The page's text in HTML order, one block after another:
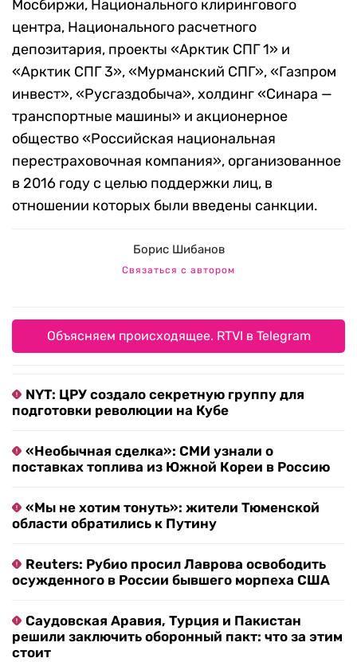
Мосбиржи, Национального клирингового
центра, Национального расчетного
депозитария, проекты «Арктик СПГ 1» и
«Арктик СПГ 3», «Мурманский СПГ», «Газпром
инвест», «Русгаздобыча», холдинг «Синара —
транспортные машины» и акционерное
общество «Российская национальная
перестраховочная компания», организованное
в 2016 году с целью поддержки лиц, в
отношении которых были введены санкции.
Борис Шибанов
Связаться с автором
Объясняем происходящее. RTVI в Telegram
NYT: ЦРУ создало секретную группу для
подготовки революции на Кубе
«Необычная сделка»: СМИ узнали о
поставках топлива из Южной Кореи в Россию
«Мы не хотим тонуть»: жители Тюменской
области обратились к Путину
Reuters: Рубио просил Лаврова освободить
осужденного в России бывшего морпеха США
Саудовская Аравия, Турция и Пакистан
решили заключить оборонный пакт: что за этим
стоит